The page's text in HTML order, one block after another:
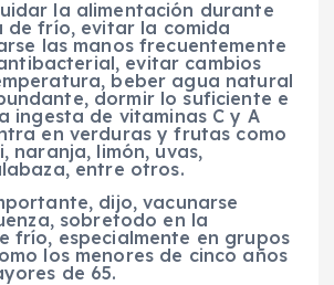
la alimentación durante
de frío, evitar la comida
las manos frecuentemente
evitar cambios
beber agua natural
dormir lo suficiente e
ingesta de vitaminas C y A
en verduras y frutas como
naranja, limón, uvas,
entre otros.
dijo, vacunarse
sobretodo en la
frío, especialmente en grupos
los menores de cinco años
de 65.